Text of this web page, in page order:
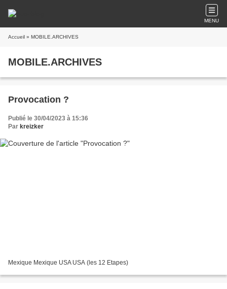
MENU
Accueil » MOBILE.ARCHIVES
MOBILE.ARCHIVES
Provocation ?
Publié le 30/04/2023 à 15:36
Par kreizker
Mexique Mexique USA USA (les 12 Etapes)